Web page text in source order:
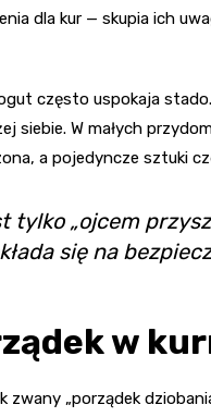
dla kur — skupia ich
często uspokaja
siebie. W małych
a pojedyncze sztuki
tylko „ojcem
się na
w
zwany „porządek